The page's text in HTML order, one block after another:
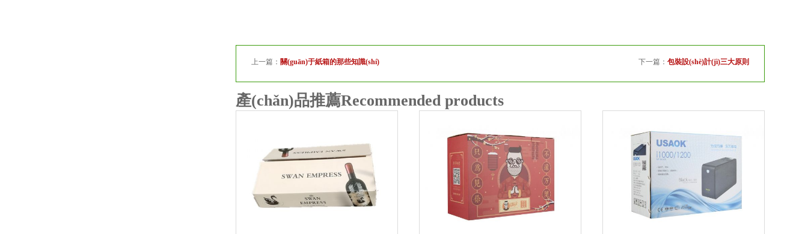
上一篇： 關(guān)于紙箱的那些知識(shí) 下一篇： 包裝設(shè)計(jì)三大原則
產(chǎn)品推薦Recommended products